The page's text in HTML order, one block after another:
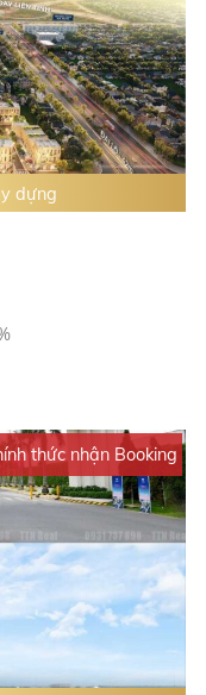
dựng
thức nhận Booking